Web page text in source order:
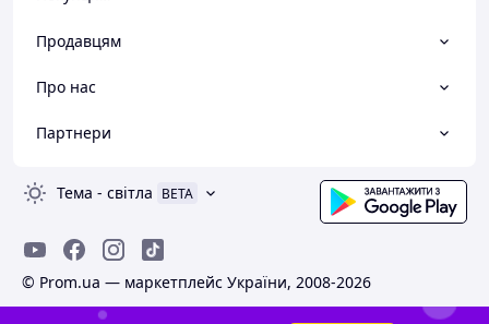
Продавцям
Про нас
Партнери
Тема - світла BETA
© Prom.ua — маркетплейс України, 2008-2026